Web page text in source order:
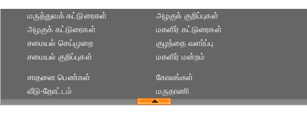
மருத்துவக் கட்டுரைகள்
அழகுக் கட்டுரைகள்
அழகுக் குறிப்புகள்
மகளிர் கட்டுரைகள்
சமையல் செய்முறை
சமையல் குறிப்புகள்
குழந்தை வளர்ப்பு
மகளிர் மன்றம்
சாதனை பெண்கள்
வீடு-தோட்டம்
கோலங்கள்
மருதாணி